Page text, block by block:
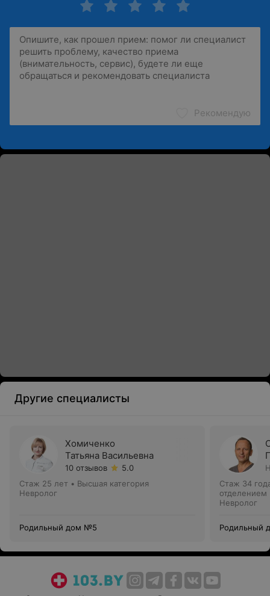
Рекомендую
Другие специалисты
Хомиченко
Татьяна Васильевна
10 отзывов
5.0
Стаж 25 лет • Высшая категория
Невролог
Родильный дом №5
Стаж 34
отделением
Невролог
Родильный